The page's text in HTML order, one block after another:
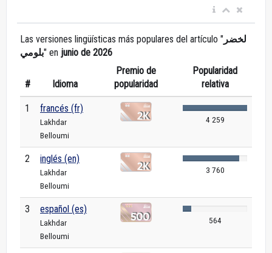
Las versiones lingüísticas más populares del artículo " لخضر
بلومي" en junio de 2026
# Idioma
Premio de
popularidad
Popularidad
relativa
1 francés (fr)
Lakhdar
Belloumi
4 259
2 inglés (en)
Lakhdar
Belloumi
3 760
3 español (es)
Lakhdar
Belloumi
564